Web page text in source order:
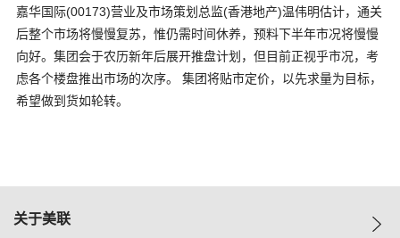
嘉华国际(00173)营业及市场策划总监(香港地产)温伟明估计，通关
后整个市场将慢慢复苏，惟仍需时间休养，预料下半年市况将慢慢
向好。集团会于农历新年后展开推盘计划，但目前正视乎市况，考
虑各个楼盘推出市场的次序。 集团将贴市定价，以先求量为目标，
希望做到货如轮转。
关于美联